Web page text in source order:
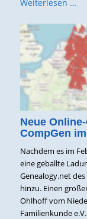
Weiterlesen …
Neue
CompGen
Nachdem es im
eine geballte
Genealogy.net
hinzu. Einen
Ohlhoff vom
Familienkunde